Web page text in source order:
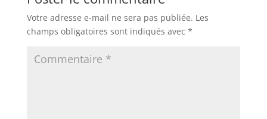
Votre adresse e-mail ne sera pas publiée. Les
champs obligatoires sont indiqués avec *